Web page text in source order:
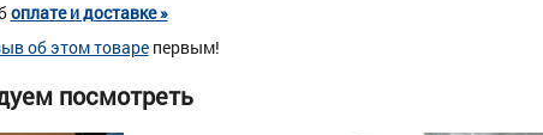
оплате и доставке »
об этом товарепервым!
посмотреть